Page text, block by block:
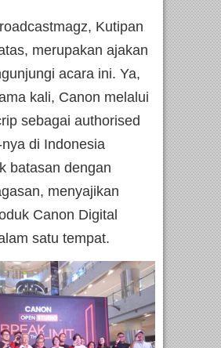
Kutipan
merupakan ajakan
acara ini. Ya,
kali, Canon melalui
sebagai authorised
di Indonesia
batasan dengan
menyajikan
Canon Digital
satu tempat.